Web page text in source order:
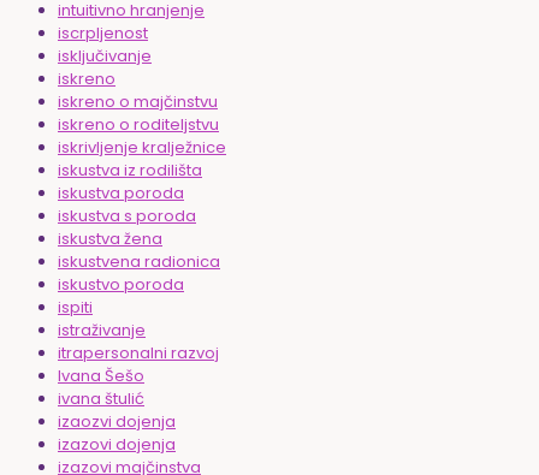
intuitivno hranjenje
iscrpljenost
isključivanje
iskreno
iskreno o majčinstvu
iskreno o roditeljstvu
iskrivljenje kralježnice
iskustva iz rodilišta
iskustva poroda
iskustva s poroda
iskustva žena
iskustvena radionica
iskustvo poroda
ispiti
istraživanje
itrapersonalni razvoj
Ivana Šešo
ivana štulić
izaozvi dojenja
izazovi dojenja
izazovi majčinstva